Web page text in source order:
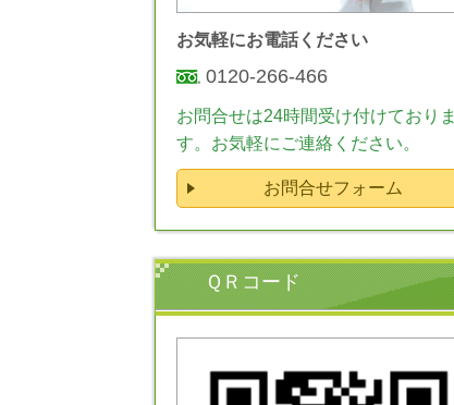
お気軽にお電話ください
0120-266-466
お問合せは24時間受け付けておりま
す。お気軽にご連絡ください。
お問合せフォーム
ＱＲコード